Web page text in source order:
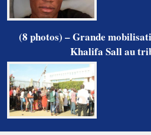
(8 photos) – Grande
Khalifa Sall au